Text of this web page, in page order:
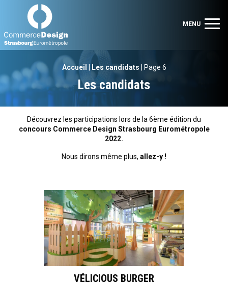
Commerce Design Strasbourg Eurométropole
MENU
Accueil Les candidats Page 6
Les candidats
Découvrez les participations lors de la 6ème édition du
concours Commerce Design Strasbourg Eurométropole
2022.
Nous dirons même plus, allez-y !
VÉLICIOUS BURGER